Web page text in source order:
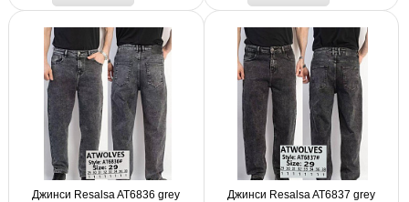
Джинси Resalsa AT6836 grey
Джинси Resalsa AT6837 grey